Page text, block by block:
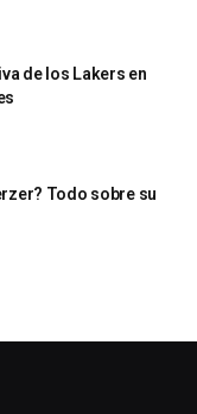
de los Lakers en
Todo sobre su